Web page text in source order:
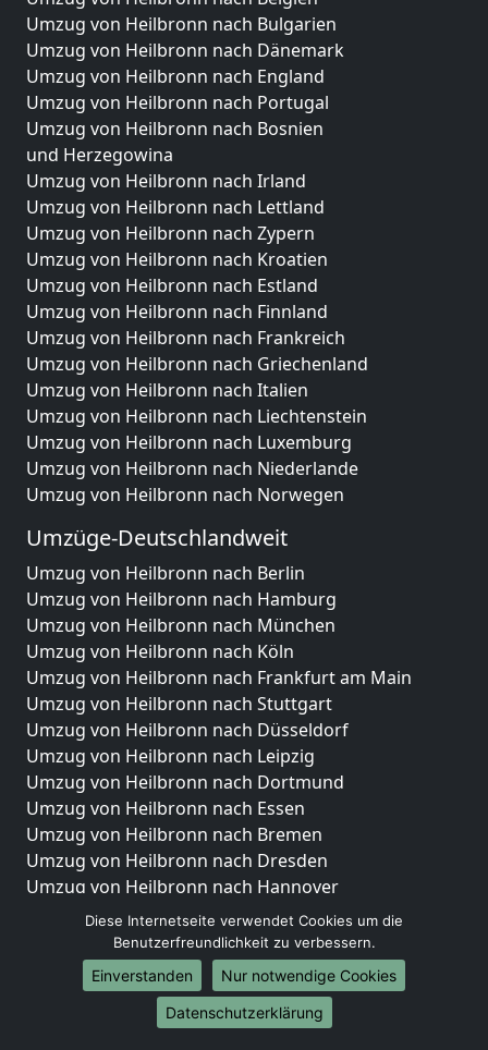
Umzug von Heilbronn nach Bulgarien
Umzug von Heilbronn nach Dänemark
Umzug von Heilbronn nach England
Umzug von Heilbronn nach Portugal
Umzug von Heilbronn nach Bosnien
und Herzegowina
Umzug von Heilbronn nach Irland
Umzug von Heilbronn nach Lettland
Umzug von Heilbronn nach Zypern
Umzug von Heilbronn nach Kroatien
Umzug von Heilbronn nach Estland
Umzug von Heilbronn nach Finnland
Umzug von Heilbronn nach Frankreich
Umzug von Heilbronn nach Griechenland
Umzug von Heilbronn nach Italien
Umzug von Heilbronn nach Liechtenstein
Umzug von Heilbronn nach Luxemburg
Umzug von Heilbronn nach Niederlande
Umzug von Heilbronn nach Norwegen
Umzüge-Deutschlandweit
Umzug von Heilbronn nach Berlin
Umzug von Heilbronn nach Hamburg
Umzug von Heilbronn nach München
Umzug von Heilbronn nach Köln
Umzug von Heilbronn nach Frankfurt am Main
Umzug von Heilbronn nach Stuttgart
Umzug von Heilbronn nach Düsseldorf
Umzug von Heilbronn nach Leipzig
Umzug von Heilbronn nach Dortmund
Umzug von Heilbronn nach Essen
Umzug von Heilbronn nach Bremen
Umzug von Heilbronn nach Dresden
Umzug von Heilbronn nach Hannover
Umzug von Heilbronn nach Nürnberg
Umzug von Heilbronn nach Duisburg
Umzug von Heilbronn nach Bochum
Umzug von Heilbronn nach Wuppertal
Umzug von Heilbronn nach Bielefeld
Diese Internetseite verwendet Cookies um die
Benutzerfreundlichkeit zu verbessern.
Einverstanden
Nur notwendige Cookies
Datenschutzerklärung